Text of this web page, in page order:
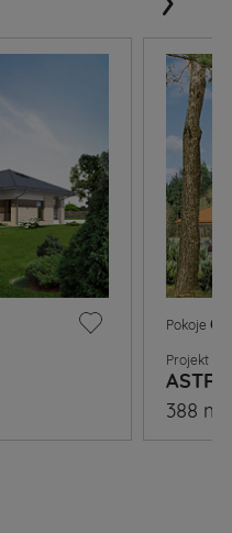
Pokoje 6
Projekt
388 m